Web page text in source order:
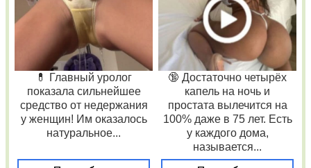
💊 Главный уролог
показала сильнейшее
средство от недержания
у женщин! Им оказалось
натуральное...
🔞 Достаточно четырёх
капель на ночь и
простата вылечится на
100% даже в 75 лет. Есть
у каждого дома,
называется...